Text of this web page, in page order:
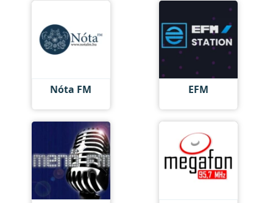
Nóta FM EFM